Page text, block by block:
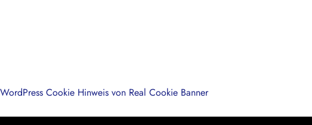
WordPress Cookie Hinweis von Real Cookie Banner